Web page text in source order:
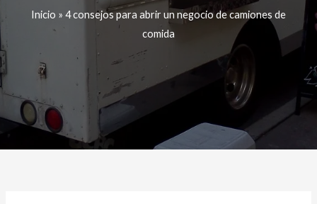
Inicio » 4 consejos para abrir un negocio de camiones de
comida